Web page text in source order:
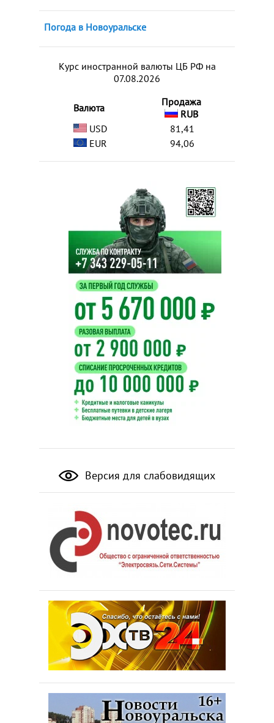
Погода в Новоуральске
Курс иностранной валюты ЦБ РФ на
07.08.2026
Валюта
Продажа
RUB
USD
81,41
EUR
94,06
Версия для слабовидящих